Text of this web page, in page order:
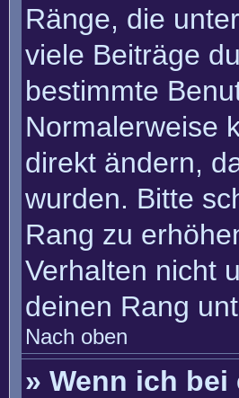
Ränge, die
viele Beiträge
bestimmte
Normalerweise
direkt ändern,
wurden. Bitte
Rang zu
Verhalten nicht
deinen Rang
Nach oben
» Wenn ich